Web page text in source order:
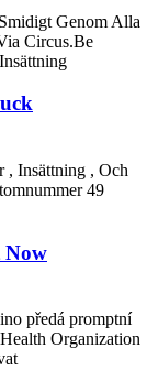
Genom Alla
Circus.Be
, Insättning , Och
49
Now
předá promptní
Organization